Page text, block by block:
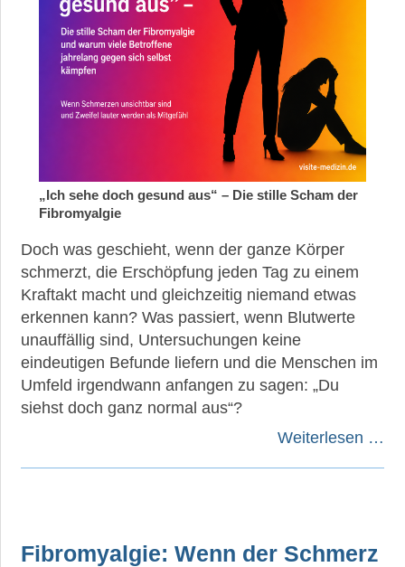
„Ich sehe doch gesund aus“ – Die stille Scham der
Fibromyalgie
Doch was geschieht, wenn der ganze Körper
schmerzt, die Erschöpfung jeden Tag zu einem
Kraftakt macht und gleichzeitig niemand etwas
erkennen kann? Was passiert, wenn Blutwerte
unauffällig sind, Untersuchungen keine
eindeutigen Befunde liefern und die Menschen im
Umfeld irgendwann anfangen zu sagen: „Du
siehst doch ganz normal aus“?
Weiterlesen …
Fibromyalgie: Wenn der Schmerz
Krankheiten
Medikamente
Gesundheit
►
Suche